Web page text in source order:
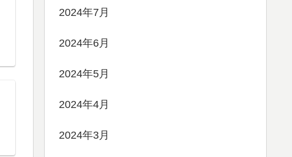
2024年7月
2024年6月
2024年5月
2024年4月
2024年3月